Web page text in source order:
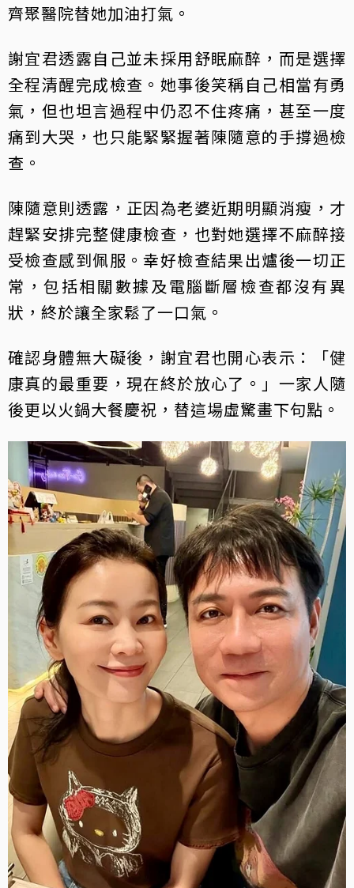
齊聚醫院替她加油打氣。
謝宜君透露自己並未採用舒眠麻醉，而是選擇
全程清醒完成檢查。她事後笑稱自己相當有勇
氣，但也坦言過程中仍忍不住疼痛，甚至一度
痛到大哭，也只能緊緊握著陳隨意的手撐過檢
查。
陳隨意則透露，正因為老婆近期明顯消瘦，才
趕緊安排完整健康檢查，也對她選擇不麻醉接
受檢查感到佩服。幸好檢查結果出爐後一切正
常，包括相關數據及電腦斷層檢查都沒有異
狀，終於讓全家鬆了一口氣。
確認身體無大礙後，謝宜君也開心表示：「健
康真的最重要，現在終於放心了。」一家人隨
後更以火鍋大餐慶祝，替這場虛驚畫下句點。